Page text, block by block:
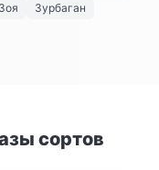
Зоя
Зурбаган
сортов